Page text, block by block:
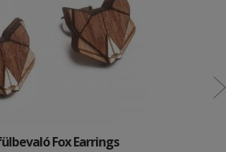
Fox Earrings